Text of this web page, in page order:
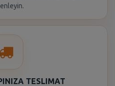
TESLIMAT